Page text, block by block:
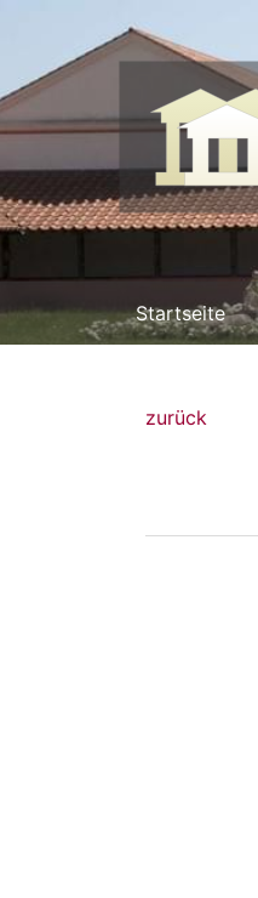
Startseite
zurück